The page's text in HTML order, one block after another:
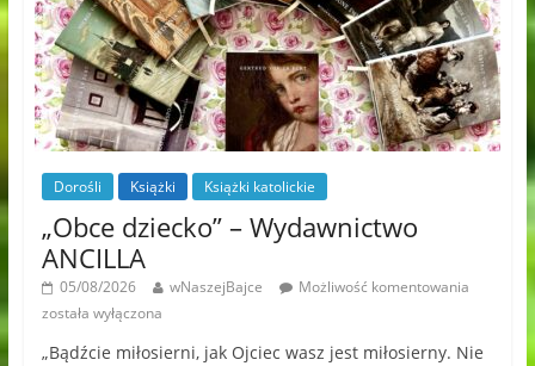
Dorośli Książki Książki katolickie
„Obce dziecko” – Wydawnictwo
ANCILLA
05/08/2026 wNaszejBajce
Możliwość komentowania
została wyłączona
„Bądźcie miłosierni, jak Ojciec wasz jest miłosierny. Nie